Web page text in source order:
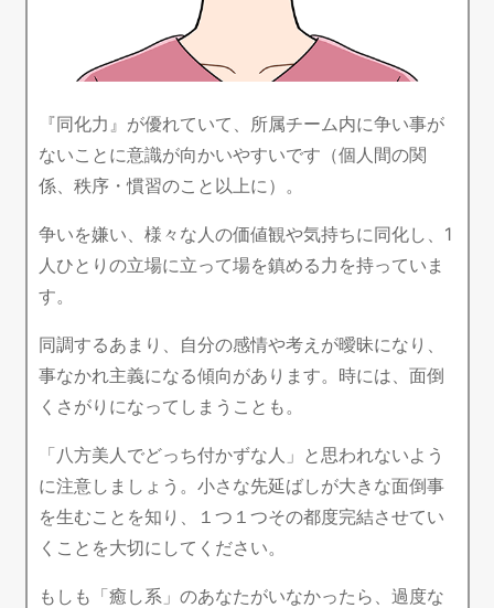
『同化力』が優れていて、所属チーム内に争い事が
ないことに意識が向かいやすいです（個人間の関
係、秩序・慣習のこと以上に）。
争いを嫌い、様々な人の価値観や気持ちに同化し、1
人ひとりの立場に立って場を鎮める力を持っていま
す。
同調するあまり、自分の感情や考えが曖昧になり、
事なかれ主義になる傾向があります。時には、面倒
くさがりになってしまうことも。
「八方美人でどっち付かずな人」と思われないよう
に注意しましょう。小さな先延ばしが大きな面倒事
を生むことを知り、１つ１つその都度完結させてい
くことを大切にしてください。
もしも「癒し系」のあなたがいなかったら、過度な